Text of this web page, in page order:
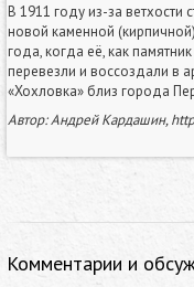
В 1911 году из-за ветхости
новой каменной
года, когда её, как
перевезли и воссоздали в
«Хохловка» близ города
Автор: Андрей Кардашин,
Комментарии и